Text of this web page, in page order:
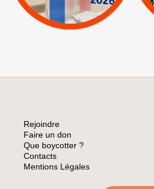
Pétitions
Rejoindre
Faire un don
Que boycotter ?
Contacts
Mentions Légales